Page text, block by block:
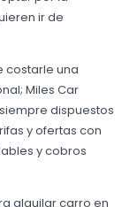
ir de
costarle una
Miles Car
dispuestos
y ofertas con
y cobros
alquilar carro en